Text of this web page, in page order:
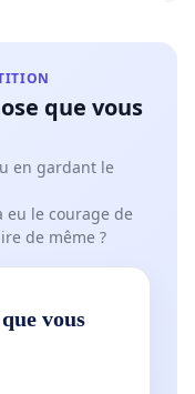
que vous
en gardant le
eu le courage de
de même ?
vous